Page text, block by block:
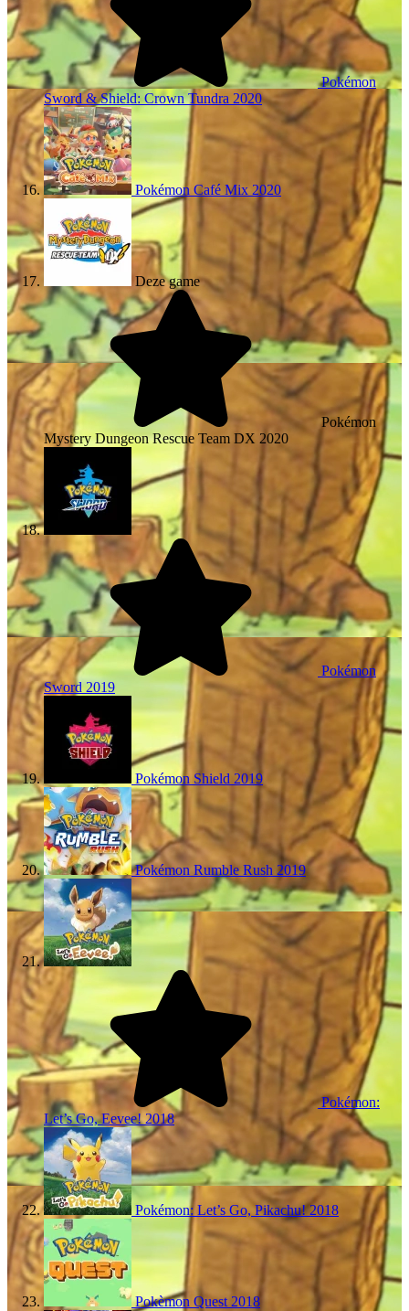
Pokémon
Sword & Shield: Crown Tundra 2020
Pokémon Café Mix 2020
Deze game
Pokémon
Mystery Dungeon Rescue Team DX 2020
Pokémon
Sword2019
Pokémon Shield 2019
Pokémon Rumble Rush 2019
Pokémon:
Let’s Go, Eevee!2018
Pokémon: Let’s Go, Pikachu!2018
Pokèmon Quest 2018